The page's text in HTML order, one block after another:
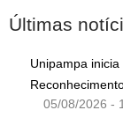
Últimas
Unipampa
05/08/2026 -